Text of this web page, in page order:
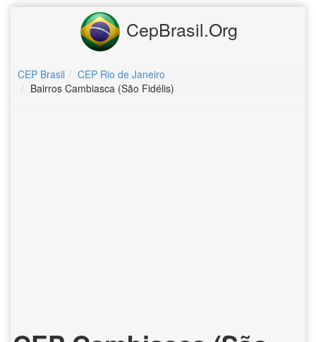
CepBrasil.Org
CEP Brasil
CEP Rio de Janeiro
Bairros Cambiasca (São Fidélis)